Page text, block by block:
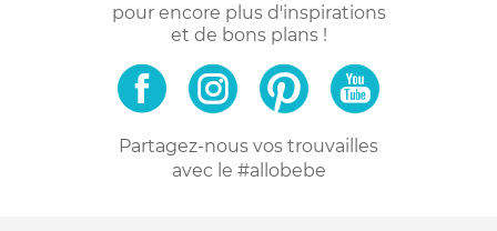
pour encore plus d'inspirations
et de bons plans !
Partagez-nous vos trouvailles
avec le #allobebe